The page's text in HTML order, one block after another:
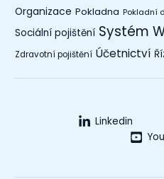
Organizace Pokladna Pokladní
Sociální pojištění Systém
Zdravotní pojištění Účetnictví
Linkedin